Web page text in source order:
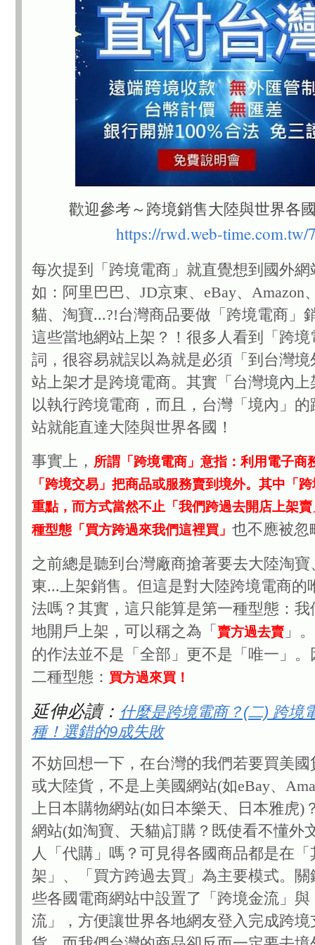
歡迎參考～跨境銷售大陸與世界各
https://rwd.web-time.com.tw/
每次提到「跨境電商」就直覺想到國外網
如：阿里巴巴、JD京東、eBay、Amazon
貓、淘寶...?!台灣商品要做「跨境電商」
這些當地網站上架？！很多人看到「跨境
詞，很容易就誤以為就是必須「到台灣境
站上架才是跨境電商。其實「台灣境內上
以執行跨境電商，而且，台灣「境內」的
站就能直達大陸與世界各國！
事實上， 所謂「跨境電商」意指：利用電子商
「跨境交易」把商品或服務賣到境外。其中「
重點，而方式當然不止「我們跨過去開店上架
種型態「買方跨過來我們這裡買」 也不應被忽
之前總是聽到台灣廠商搶著要去大陸淘寶
東...上架銷售。但這是對大陸跨境電商的
法嗎？其實，這只能算是第一種型態：我
地開戶上架，可以稱之為「 賣方過去賣」
的作法並不是「全部」更不是「唯一」。
二種型態： 買方過來買！
延伸必讀： 什麼是跨境電商？(二) 跨境
種！選錯的9成失敗
不妨回想一下，在台灣的我們若要買美國
或大陸貨，不是上美國網站(如eBay、
上日本購物網站(如日本樂天、日本雅虎)
網站(如淘寶、天貓)訂購？既使看不懂外
人「代購」嗎？可見得各國商品都是在「
架」、「買方跨過去買」為主要模式。關
些各國電商網站中設置了「跨境金流」與
流」，方便讓世界各地網友登入完成跨境